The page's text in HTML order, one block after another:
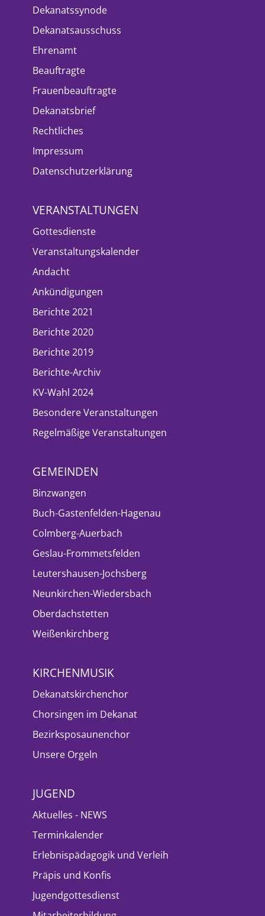
Dekanatssynode
Dekanatsausschuss
Ehrenamt
Beauftragte
Frauenbeauftragte
Dekanatsbrief
Rechtliches
Impressum
Datenschutzerklärung
VERANSTALTUNGEN
Gottesdienste
Veranstaltungskalender
Andacht
Ankündigungen
Berichte 2021
Berichte 2020
Berichte 2019
Berichte-Archiv
KV-Wahl 2024
Besondere Veranstaltungen
Regelmäßige Veranstaltungen
GEMEINDEN
Binzwangen
Buch-Gastenfelden-Hagenau
Colmberg-Auerbach
Geslau-Frommetsfelden
Leutershausen-Jochsberg
Neunkirchen-Wiedersbach
Oberdachstetten
Weißenkirchberg
KIRCHENMUSIK
Dekanatskirchenchor
Chorsingen im Dekanat
Bezirksposaunenchor
Unsere Orgeln
JUGEND
Aktuelles - NEWS
Terminkalender
Erlebnispädagogik und Verleih
Präpis und Konfis
Jugendgottesdienst